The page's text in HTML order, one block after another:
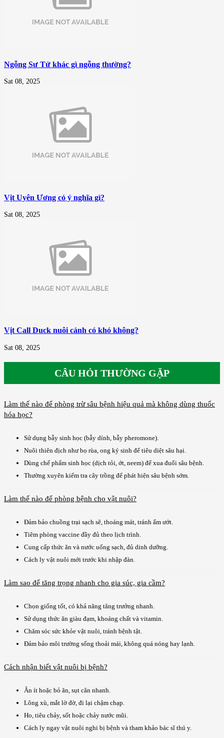
Ngỗng Sư Tử khác gì ngỗng thường?
Sat 08, 2025
Vịt Uyên Ương có ý nghĩa gì?
Sat 08, 2025
Vịt Call Duck nuôi cảnh có khó không?
Sat 08, 2025
CÂU HỎI THƯỜNG GẶP
Làm thế nào để phòng trừ sâu bệnh hiệu quả mà không dùng thuốc
hóa học?
Sử dụng bẫy sinh học (bẫy dính, bẫy pheromone).
Nuôi thiên địch như bọ rùa, ong ký sinh để tiêu diệt sâu hại.
Dùng chế phẩm sinh học (dịch tỏi, ớt, neem) để xua đuổi sâu bệnh.
Thường xuyên kiểm tra cây trồng để phát hiện sâu bệnh sớm.
Làm thế nào để phòng bệnh cho vật nuôi?
Đảm bảo chuồng trại sạch sẽ, thoáng mát, tránh ẩm ướt.
Tiêm phòng vaccine đầy đủ theo lịch trình.
Cung cấp thức ăn và nước uống sạch, đủ dinh dưỡng.
Cách ly vật nuôi mới trước khi nhập đàn.
Làm sao để tăng trọng nhanh cho gia súc, gia cầm?
Chọn giống tốt, có khả năng tăng trưởng nhanh.
Sử dụng thức ăn giàu đạm, khoáng chất và vitamin.
Chăm sóc sức khỏe vật nuôi, tránh bệnh tật.
Đảm bảo môi trường sống thoải mái, không quá nóng hay lạnh.
Cách nhận biết vật nuôi bị bệnh?
Ăn ít hoặc bỏ ăn, sụt cân nhanh.
Lông xù, mắt lờ đờ, đi lại chậm chạp.
Ho, tiêu chảy, sốt hoặc chảy nước mũi.
Cách ly ngay vật nuôi nghi bị bệnh và tham khảo bác sĩ thú y.